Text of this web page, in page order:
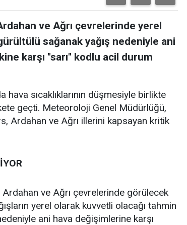
ve Ağrı çevrelerinde yerel
sağanak yağış nedeniyle ani
karşı "sarı" kodlu acil durum
sıcaklıklarının düşmesiyle birlikte
geçti. Meteoroloji Genel Müdürlüğü,
Ardahan ve Ağrı illerini kapsayan kritik
ve Ağrı çevrelerinde görülecek
yerel olarak kuvvetli olacağı tahmin
ani hava değişimlerine karşı